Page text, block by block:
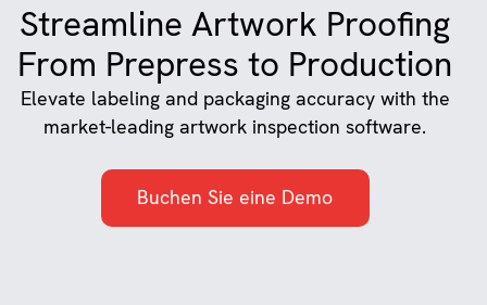
Streamline Artwork Proofing
From Prepress to Production
Elevate labeling and packaging accuracy with the
market-leading artwork inspection software.
Buchen Sie eine Demo